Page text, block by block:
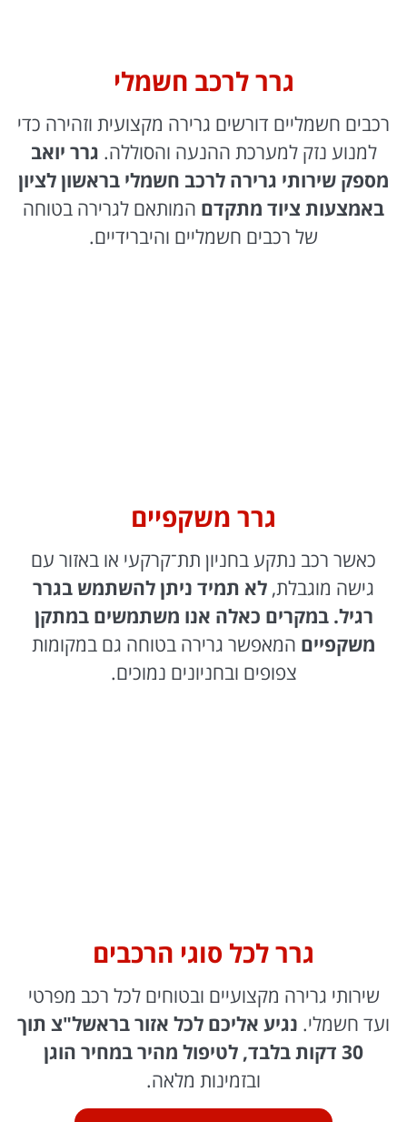
גרר לרכב חשמלי
רכבים חשמליים דורשים גרירה מקצועית וזהירה כדי
למנוע נזק למערכת ההנעה והסוללה. גרר יואב
מספק שירותי גרירה לרכב חשמלי בראשון לציון
באמצעות ציוד מתקדם המותאם לגרירה בטוחה
של רכבים חשמליים והיברידיים.
גרר משקפיים
כאשר רכב נתקע בחניון תת־קרקעי או באזור עם
גישה מוגבלת, לא תמיד ניתן להשתמש בגרר
רגיל. במקרים כאלה אנו משתמשים במתקן
משקפיים המאפשר גרירה בטוחה גם במקומות
צפופים ובחניונים נמוכים.
גרר לכל סוגי הרכבים
שירותי גרירה מקצועיים ובטוחים לכל רכב מפרטי
ועד חשמלי. נגיע אליכם לכל אזור בראשל"צ תוך
30 דקות בלבד, לטיפול מהיר במחיר הוגן
ובזמינות מלאה.